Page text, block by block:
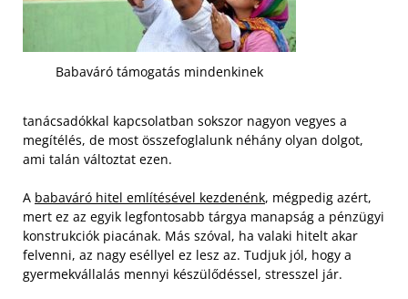
Babaváró támogatás mindenkinek
tanácsadókkal kapcsolatban sokszor nagyon vegyes a
megítélés, de most összefoglalunk néhány olyan dolgot,
ami talán változtat ezen.
A babaváró hitel említésével kezdenénk, mégpedig azért,
mert ez az egyik legfontosabb tárgya manapság a pénzügyi
konstrukciók piacának. Más szóval, ha valaki hitelt akar
felvenni, az nagy eséllyel ez lesz az. Tudjuk jól, hogy a
gyermekvállalás mennyi készülődéssel, stresszel jár.